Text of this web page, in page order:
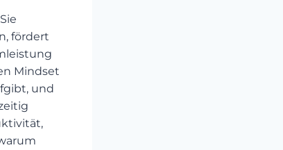
fördert
Mindset
und